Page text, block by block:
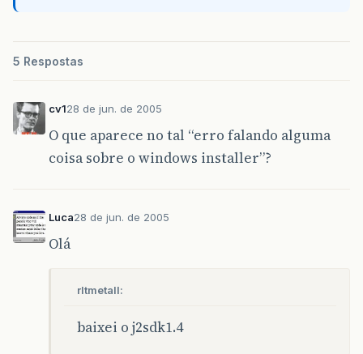
5 Respostas
cv128 de jun. de 2005
O que aparece no tal “erro falando alguma
coisa sobre o windows installer”?
Luca28 de jun. de 2005
Olá
rltmetall:
baixei o j2sdk1.4